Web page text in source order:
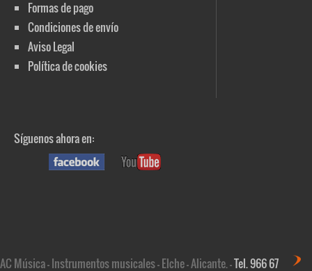
Formas de pago
Condiciones de envío
Aviso Legal
Política de cookies
Síguenos ahora en:
AC Música - Instrumentos musicales - Elche - Alicante. -Tel. 966 67